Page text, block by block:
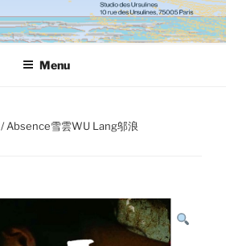
Menu
/ Absence雪雲WU Lang邬浪